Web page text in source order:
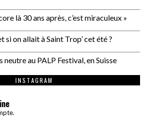
là 30 ans après, c’est miraculeux »
si on allait à Saint Trop’ cet été ?
au PALP Festival, en Suisse
INSTAGRAM